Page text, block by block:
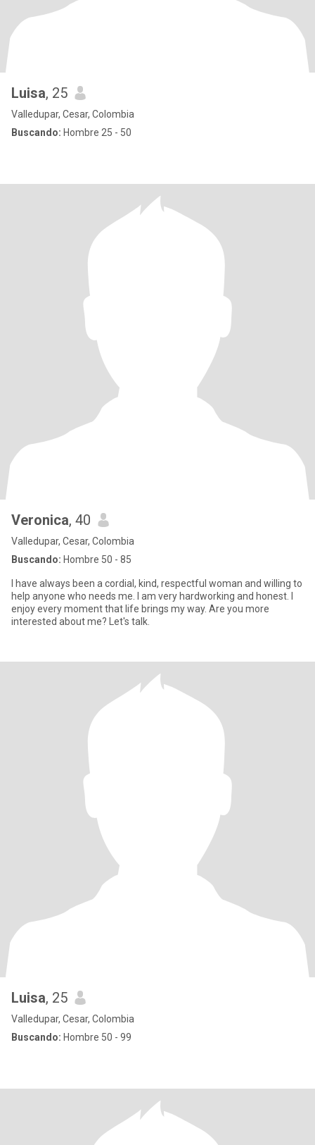
Luisa, 25
Valledupar, Cesar, Colombia
Buscando: Hombre 25 - 50
Veronica, 40
Valledupar, Cesar, Colombia
Buscando: Hombre 50 - 85
I have always been a cordial, kind, respectful woman and willing to
help anyone who needs me. I am very hardworking and honest. I
enjoy every moment that life brings my way. Are you more
interested about me? Let's talk.
Luisa, 25
Valledupar, Cesar, Colombia
Buscando: Hombre 50 - 99